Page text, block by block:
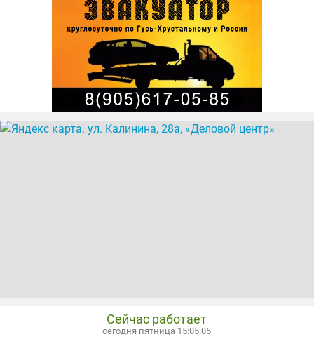
Сейчас работает
сегодня пятница 15:05:05